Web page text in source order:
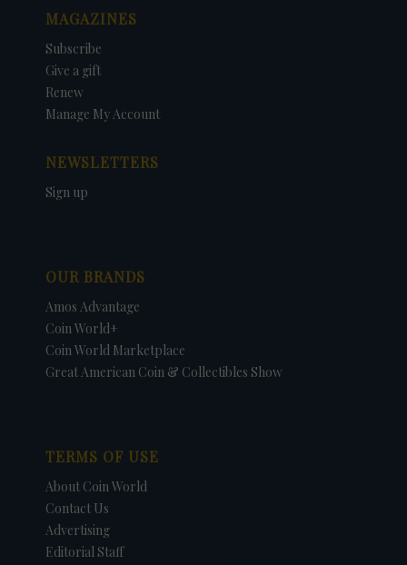
MAGAZINES
Subscribe
Give a gift
Renew
Manage My Account
NEWSLETTERS
Sign up
OUR BRANDS
Amos Advantage
Coin World+
Coin World Marketplace
Great American Coin & Collectibles Show
TERMS OF USE
About Coin World
Contact Us
Advertising
Editorial Staff